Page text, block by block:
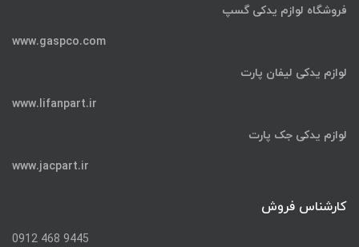
فروشگاه لوازم یدکی گسپ
www.gaspco.com
لوازم یدکی لیفان پارت
www.lifanpart.ir
لوازم یدکی جک پارت
www.jacpart.ir
کارشناس فروش
9445 468 0912